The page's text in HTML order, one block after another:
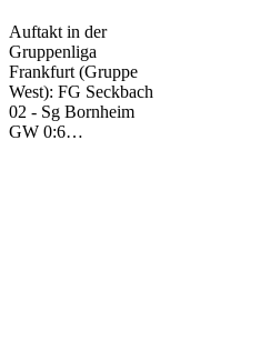
SG
Bornheim
0:6
Auftakt in der
Gruppenliga
Frankfurt (Gruppe
West): FG Seckbach
02 - Sg Bornheim
GW 0:6…